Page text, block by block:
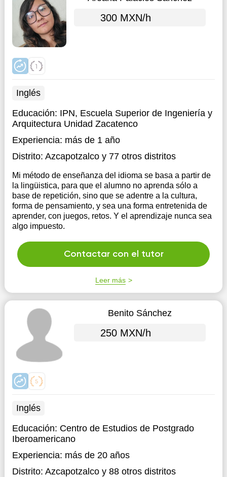
300 MXN/h
Inglés
Educación: IPN, Escuela Superior de Ingeniería y
Arquitectura Unidad Zacatenco
Experiencia: más de 1 año
Distrito: Azcapotzalcoy 77 otros distritos
Mi método de enseñanza del idioma se basa a partir de
la lingüistica, para que el alumno no aprenda sólo a
base de repetición, sino que se adentre a la cultura,
forma de pensamiento, y sea una forma entretenida de
aprender, con juegos, retos. Y el aprendizaje nunca sea
algo impuesto.
Contactar con el tutor
Leer más
Benito Sánchez
250 MXN/h
Inglés
Educación: Centro de Estudios de Postgrado
Iberoamericano
Experiencia: más de 20 años
Distrito: Azcapotzalcoy 88 otros distritos